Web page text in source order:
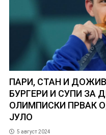
ПАРИ, СТАН И
БУРГЕРИ И СУПИ ЗА
ОЛИМПИСКИ ПРВАК
ЈУЛО
5 август 2024